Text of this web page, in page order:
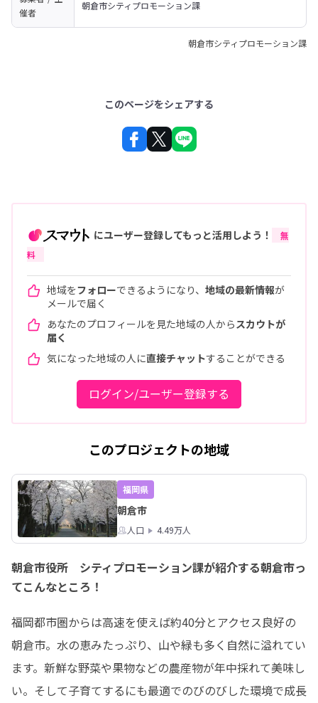
催者
朝倉市シティプロモーション課
朝倉市シティプロモーション課
このページをシェアする
にユーザー登録してもっと活用しよう！
無
料
地域をフォローできるようになり、 地域の最新情報が
メールで届く
あなたのプロフィールを見た地域の人から スカウトが
届く
気になった地域の人に直接チャットすることができる
ログイン/ユーザー登録する
このプロジェクトの地域
福岡県
朝倉市
人口 4.49万人
朝倉市役所 シティプロモーション課が紹介する朝倉市っ
てこんなところ！
福岡都市圏からは高速を使えば約40分とアクセス良好の
朝倉市。水の恵みたっぷり、山や緑も多く自然に溢れてい
ます。新鮮な野菜や果物などの農産物が年中採れて美味し
い。そして子育てするにも最適でのびのびした環境で成長